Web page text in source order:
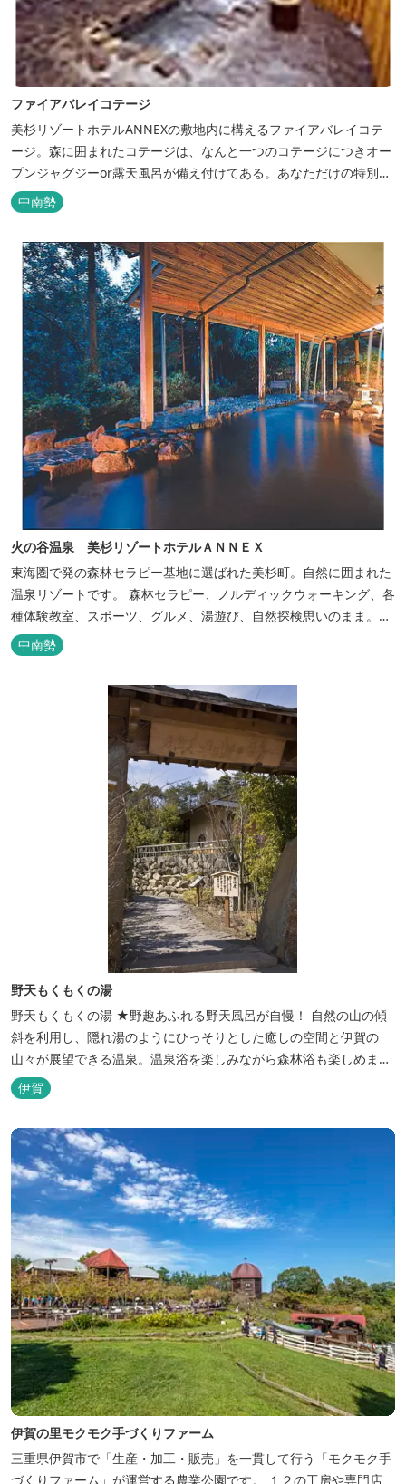
ファイアバレイコテージ
美杉リゾートホテルANNEXの敷地内に構えるファイアバレイコテ
ージ。森に囲まれたコテージは、なんと一つのコテージにつきオー
プンジャグジーor露天風呂が備え付けてある。あなただけの特別な
時間をお過ごしください。
中南勢
火の谷温泉 美杉リゾートホテルＡＮＮＥＸ
東海圏で発の森林セラピー基地に選ばれた美杉町。自然に囲まれた
温泉リゾートです。 森林セラピー、ノルディックウォーキング、各
種体験教室、スポーツ、グルメ、湯遊び、自然探検思いのまま。思
いきり遊んだ後は温泉でゆったり、のんびり。お料理は和洋バイキ
ングに豪華会席料理。バイキングでは、毎日餅つき、夏は流しそう
めん等のイベントも開催しています。 ５つの貸切風呂に、展望風呂
付き客室、露天風呂・ジ...
中南勢
野天もくもくの湯
野天もくもくの湯 ★野趣あふれる野天風呂が自慢！ 自然の山の傾
斜を利用し、隠れ湯のようにひっそりとした癒しの空間と伊賀の
山々が展望できる温泉。温泉浴を楽しみながら森林浴も楽しめま
す。一枚岩をくり貫いてつくった湯船もあり、風情ある空間が魅力
です。 ★源泉100％の野天風呂 源泉100％の野天風呂が2つあり、
38度のぬるめの湯と42度の熱めの湯があります。ぬるめの湯はじっ
くりとゆ...
伊賀
伊賀の里モクモク手づくりファーム
三重県伊賀市で「生産・加工・販売」を一貫して行う「モクモク手
づくりファーム」が運営する農業公園です。 １２の工房や専門店、